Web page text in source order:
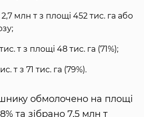
млн т з площі 452 тис. га або
т з площі 48 тис. га (71%);
т з 71 тис. га (79%).
обмолочено на площі
та зібрано 7,5 млн т